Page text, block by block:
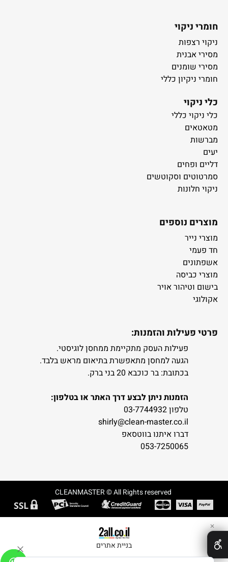
חומרי ניקוי
ניקוי רצפות
מסירי אבנית
מסירי שומנים
חומרי ניקיון כללי
כלי ניקוי
כלי ניקוי כללי
מטאטאים
מברשות
יעים
דליים ופחים
סמרטוטים וסקוטשים
ניקוי חלונות
מוצרים נוספים
מוצרי נייר
חד פעמי
אשפתונים
מוצרי כביסה
בישום וטיהור אויר
אקולוגי
פרטי פעילות והזמנות:
פעילות העסק מתקיימת ממחסן לוגיסטי.
הגעה למחסן מתאפשרת בתיאום מראש בלבד.
בכתובת: בר כוכבא 20 בני ברק.
הזמנות ניתן לבצע דרך האתר או בטלפון:
טלפון 03-7744932
shirly@clean-master.co.il
דברו איתנו בווטסאפ
053-7250065
בניית אתרים
✕